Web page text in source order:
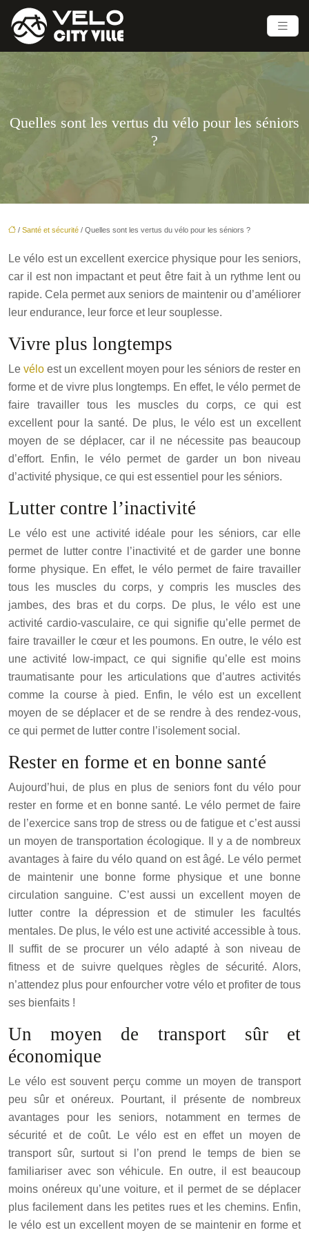
Quelles sont les vertus du vélo pour les séniors
?
/ Santé et sécurité / Quelles sont les vertus du vélo pour les séniors ?
Le vélo est un excellent exercice physique pour les seniors,
car il est non impactant et peut être fait à un rythme lent ou
rapide. Cela permet aux seniors de maintenir ou d’améliorer
leur endurance, leur force et leur souplesse.
Vivre plus longtemps
Le vélo est un excellent moyen pour les séniors de rester en
forme et de vivre plus longtemps. En effet, le vélo permet de
faire travailler tous les muscles du corps, ce qui est
excellent pour la santé. De plus, le vélo est un excellent
moyen de se déplacer, car il ne nécessite pas beaucoup
d’effort. Enfin, le vélo permet de garder un bon niveau
d’activité physique, ce qui est essentiel pour les séniors.
Lutter contre l’inactivité
Le vélo est une activité idéale pour les séniors, car elle
permet de lutter contre l’inactivité et de garder une bonne
forme physique. En effet, le vélo permet de faire travailler
tous les muscles du corps, y compris les muscles des
jambes, des bras et du corps. De plus, le vélo est une
activité cardio-vasculaire, ce qui signifie qu’elle permet de
faire travailler le cœur et les poumons. En outre, le vélo est
une activité low-impact, ce qui signifie qu’elle est moins
traumatisante pour les articulations que d’autres activités
comme la course à pied. Enfin, le vélo est un excellent
moyen de se déplacer et de se rendre à des rendez-vous,
ce qui permet de lutter contre l’isolement social.
Rester en forme et en bonne santé
Aujourd’hui, de plus en plus de seniors font du vélo pour
rester en forme et en bonne santé. Le vélo permet de faire
de l’exercice sans trop de stress ou de fatigue et c’est aussi
un moyen de transportation écologique. Il y a de nombreux
avantages à faire du vélo quand on est âgé. Le vélo permet
de maintenir une bonne forme physique et une bonne
circulation sanguine. C’est aussi un excellent moyen de
lutter contre la dépression et de stimuler les facultés
mentales. De plus, le vélo est une activité accessible à tous.
Il suffit de se procurer un vélo adapté à son niveau de
fitness et de suivre quelques règles de sécurité. Alors,
n’attendez plus pour enfourcher votre vélo et profiter de tous
ses bienfaits !
Un moyen de transport sûr et
économique
Le vélo est souvent perçu comme un moyen de transport
peu sûr et onéreux. Pourtant, il présente de nombreux
avantages pour les seniors, notamment en termes de
sécurité et de coût. Le vélo est en effet un moyen de
transport sûr, surtout si l’on prend le temps de bien se
familiariser avec son véhicule. En outre, il est beaucoup
moins onéreux qu’une voiture, et il permet de se déplacer
plus facilement dans les petites rues et les chemins. Enfin,
le vélo est un excellent moyen de se maintenir en forme et